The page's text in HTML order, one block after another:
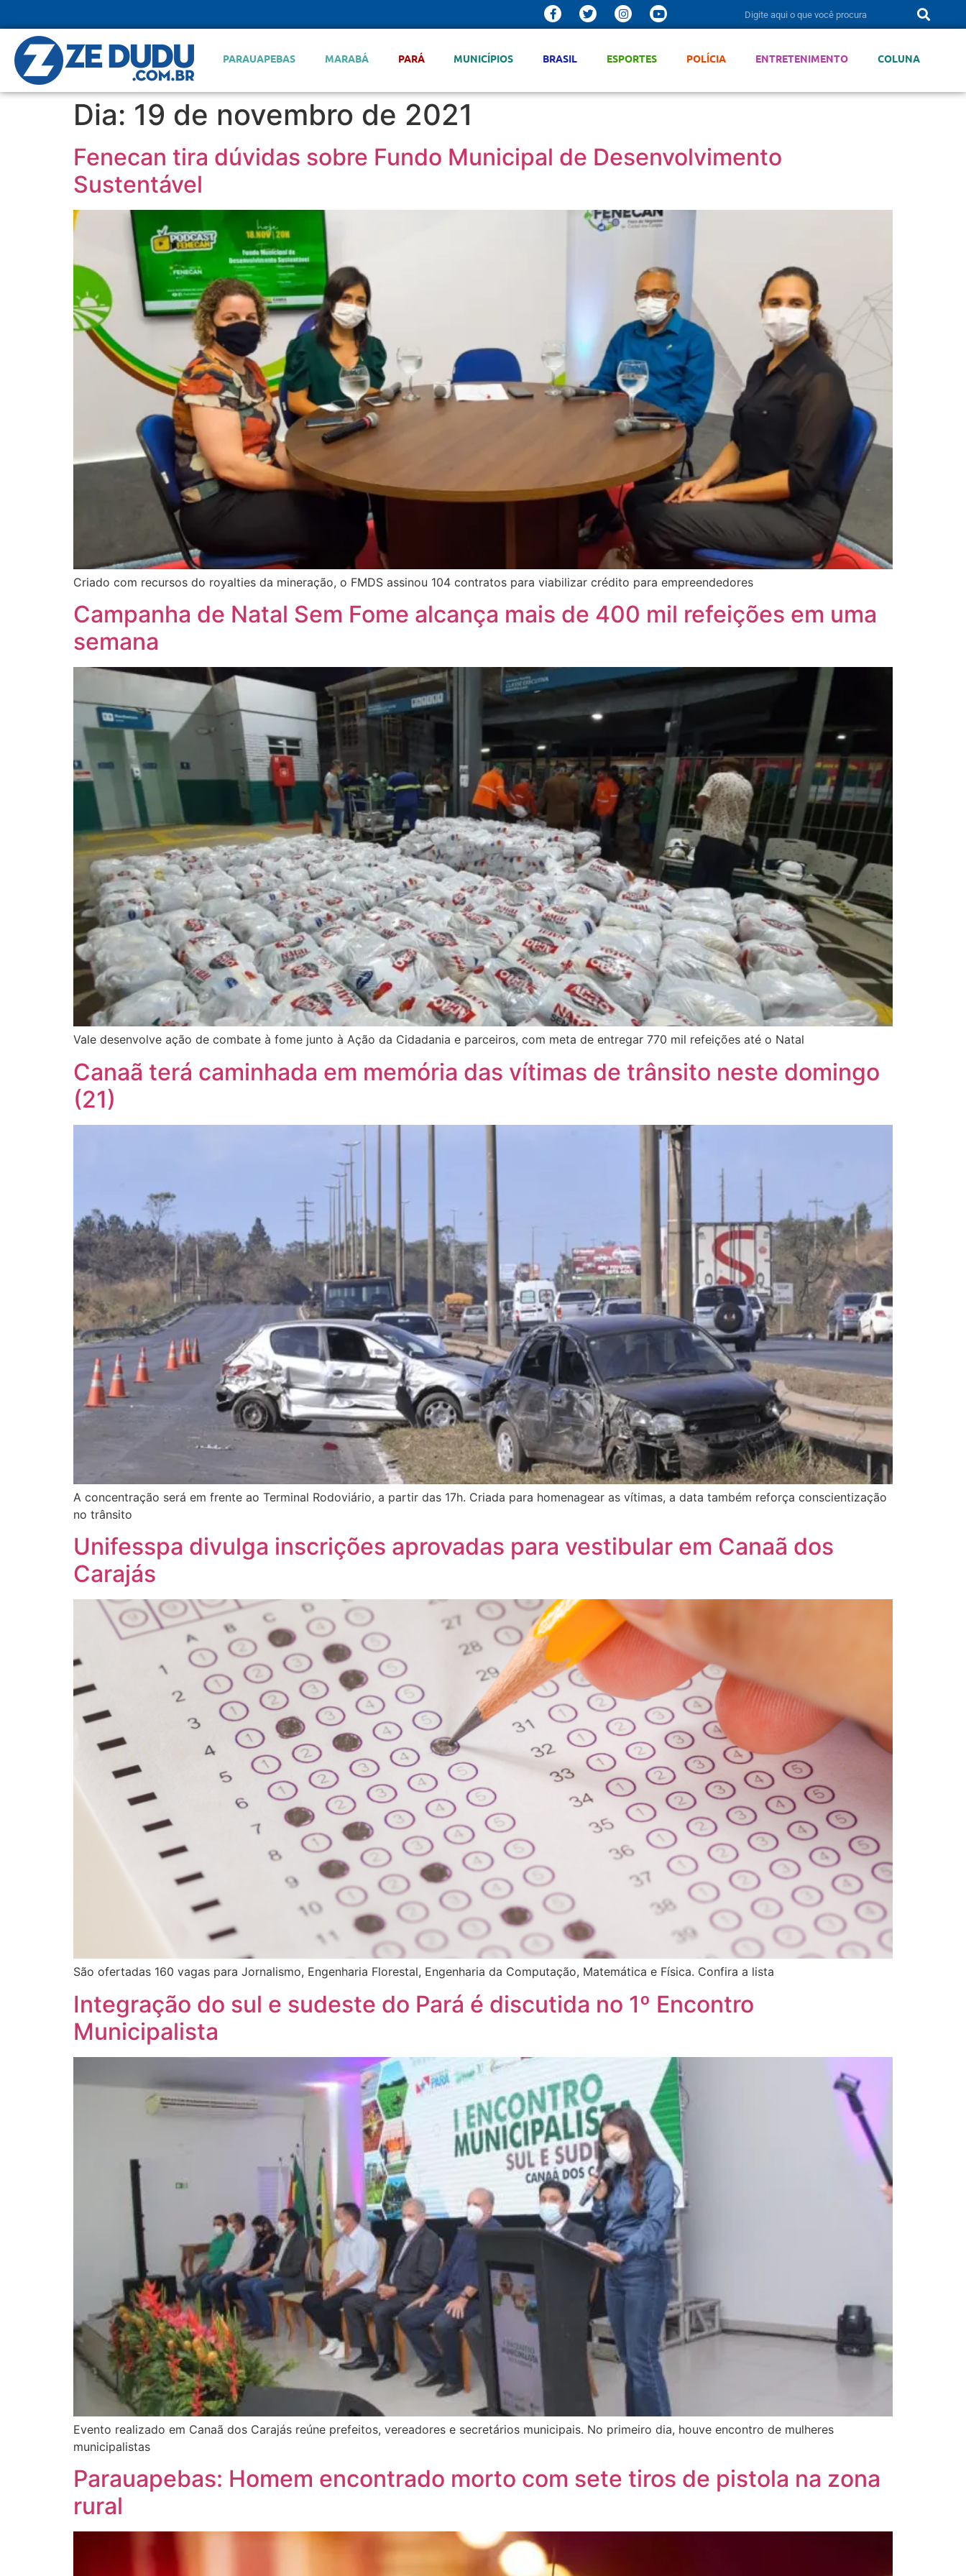
PARAUAPEBAS MARABÁ PARÁ MUNICÍPIOS BRASIL ESPORTES POLÍCIA ENTRETENIMENTO COLUNA
Dia: 19 de novembro de 2021
Fenecan tira dúvidas sobre Fundo Municipal de Desenvolvimento
Sustentável
Criado com recursos do royalties da mineração, o FMDS assinou 104 contratos para viabilizar crédito para empreendedores
Campanha de Natal Sem Fome alcança mais de 400 mil refeições em uma
semana
Vale desenvolve ação de combate à fome junto à Ação da Cidadania e parceiros, com meta de entregar 770 mil refeições até o Natal
Canaã terá caminhada em memória das vítimas de trânsito neste domingo
(21)
A concentração será em frente ao Terminal Rodoviário, a partir das 17h. Criada para homenagear as vítimas, a data também reforça conscientização
no trânsito
Unifesspa divulga inscrições aprovadas para vestibular em Canaã dos
Carajás
São ofertadas 160 vagas para Jornalismo, Engenharia Florestal, Engenharia da Computação, Matemática e Física. Confira a lista
Integração do sul e sudeste do Pará é discutida no 1º Encontro
Municipalista
Evento realizado em Canaã dos Carajás reúne prefeitos, vereadores e secretários municipais. No primeiro dia, houve encontro de mulheres
municipalistas
Parauapebas: Homem encontrado morto com sete tiros de pistola na zona
rural